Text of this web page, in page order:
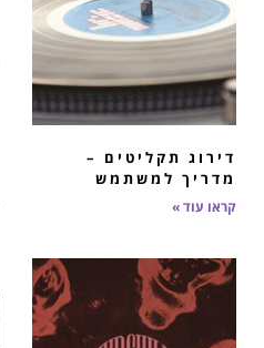
דירוג תקליטים –
מדריך למשתמש
קראו עוד »